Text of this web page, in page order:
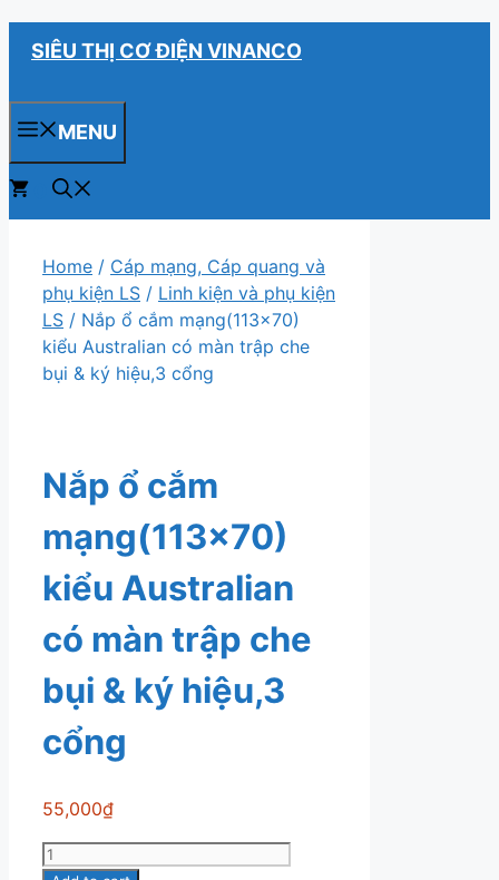
Chuyển
đếnSIÊU THỊ CƠ ĐIỆN VINANCO
MENU
Home / Cáp mạng, Cáp quang và
phụ kiện LS / Linh kiện và phụ kiện
LS / Nắp ổ cắm mạng(113×70)
kiểu Australian có màn trập che
bụi & ký hiệu,3 cổng
Nắp ổ cắm
mạng(113×70)
kiểu Australian
có màn trập che
bụi & ký hiệu,3
cổng
55,000₫
Nắp